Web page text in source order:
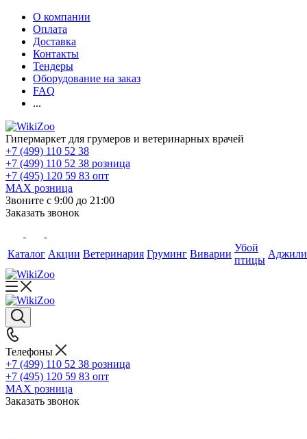
О компании
Оплата
Доставка
Контакты
Тендеры
Оборудование на заказ
FAQ
...
Гипермаркет для грумеров и ветеринарных врачей
+7 (499) 110 52 38
+7 (499) 110 52 38 розница
+7 (495) 120 59 83 опт
MAX розница
Звоните с 9:00 до 21:00
Заказать звонок
Каталог Акции Ветеринария Груминг Виварии
Убой
птицы
Телефоны
+7 (499) 110 52 38 розница
+7 (495) 120 59 83 опт
MAX розница
Заказать звонок